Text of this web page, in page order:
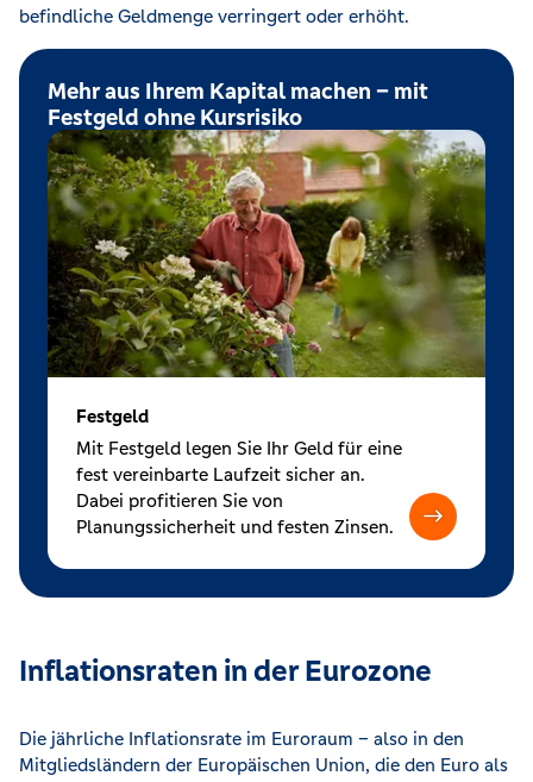
befindliche Geldmenge verringert oder erhöht.
Mehr aus Ihrem Kapital machen – mit
Festgeld ohne Kursrisiko
Festgeld
Mit Festgeld legen Sie Ihr Geld für eine
fest vereinbarte Laufzeit sicher an.
Dabei profitieren Sie von
Planungssicherheit und festen Zinsen.
Inflationsraten in der Eurozone
Die jährliche Inflationsrate im Euroraum – also in den
Mitgliedsländern der Europäischen Union, die den Euro als